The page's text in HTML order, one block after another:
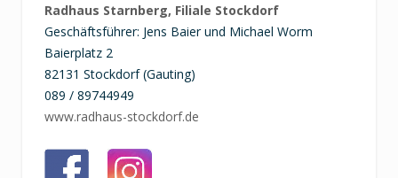
Radhaus Starnberg, Filiale Stockdorf
Geschäftsführer: Jens Baier und Michael Worm
Baierplatz 2
82131 Stockdorf (Gauting)
089 / 89744949
www.radhaus-stockdorf.de